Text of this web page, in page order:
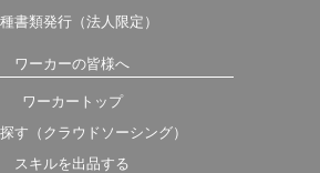
書類発行（法人限定）
ワーカーの皆様へ
ワーカートップ
す（クラウドソーシング）
スキルを出品する